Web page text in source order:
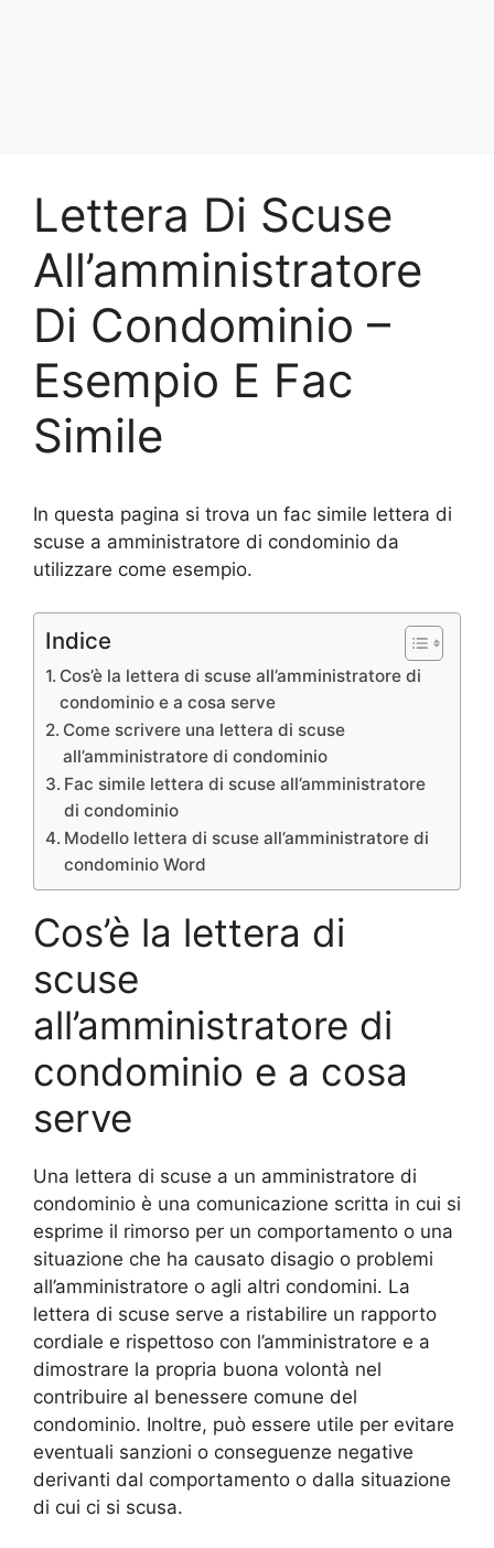
Lettera Di Scuse
All’amministratore
Di Condominio –
Esempio E Fac
Simile
In questa pagina si trova un fac simile lettera di
scuse a amministratore di condominio da
utilizzare come esempio.
Indice
Cos’è la lettera di scuse all’amministratore di
condominio e a cosa serve
Come scrivere una lettera di scuse
all’amministratore di condominio
Fac simile lettera di scuse all’amministratore
di condominio
Modello lettera di scuse all’amministratore di
condominio Word
Cos’è la lettera di
scuse
all’amministratore di
condominio e a cosa
serve
Una lettera di scuse a un amministratore di
condominio è una comunicazione scritta in cui si
esprime il rimorso per un comportamento o una
situazione che ha causato disagio o problemi
all’amministratore o agli altri condomini. La
lettera di scuse serve a ristabilire un rapporto
cordiale e rispettoso con l’amministratore e a
dimostrare la propria buona volontà nel
contribuire al benessere comune del
condominio. Inoltre, può essere utile per evitare
eventuali sanzioni o conseguenze negative
derivanti dal comportamento o dalla situazione
di cui ci si scusa.